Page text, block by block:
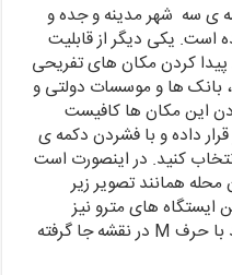
ی سه شهر مدینه و جده و
است. یکی دیگر از قابلیت
کردن مکان های تفریحی
بانک ها و موسسات دولتی و
این مکان ها کافیست
داده و با فشردن دکمه ی
کنید. در اینصورت است
همانند تصویر زیر
های مترو نیز
همانطور که در تصویر دیگر می بینید با حرف M در نقشه جا گرفته